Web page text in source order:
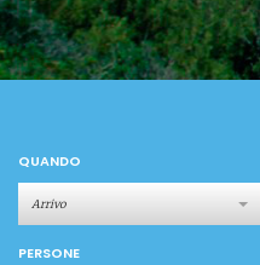
QUANDO
PERSONE